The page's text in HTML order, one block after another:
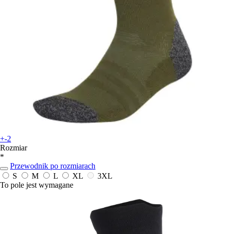
+-2
Rozmiar
*
Przewodnik po rozmiarach
S
M L XL
3XL
To pole jest wymagane